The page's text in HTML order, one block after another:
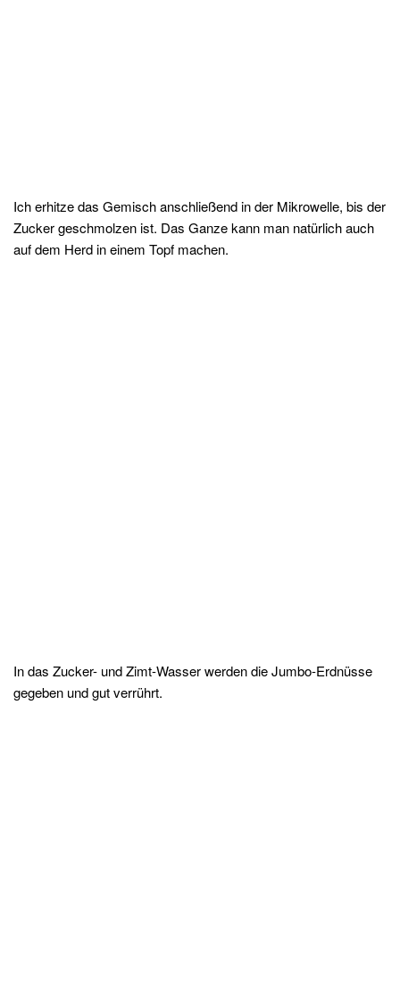
Ich erhitze das Gemisch anschließend in der Mikrowelle, bis der
Zucker geschmolzen ist. Das Ganze kann man natürlich auch
auf dem Herd in einem Topf machen.
In das Zucker- und Zimt-Wasser werden die Jumbo-Erdnüsse
gegeben und gut verrührt.